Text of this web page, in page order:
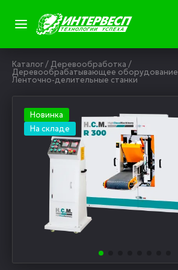
Каталог/ Деревообработка /
Деревообрабатывающее оборудование
Ленточно-делительные станки
Новинка
На складе